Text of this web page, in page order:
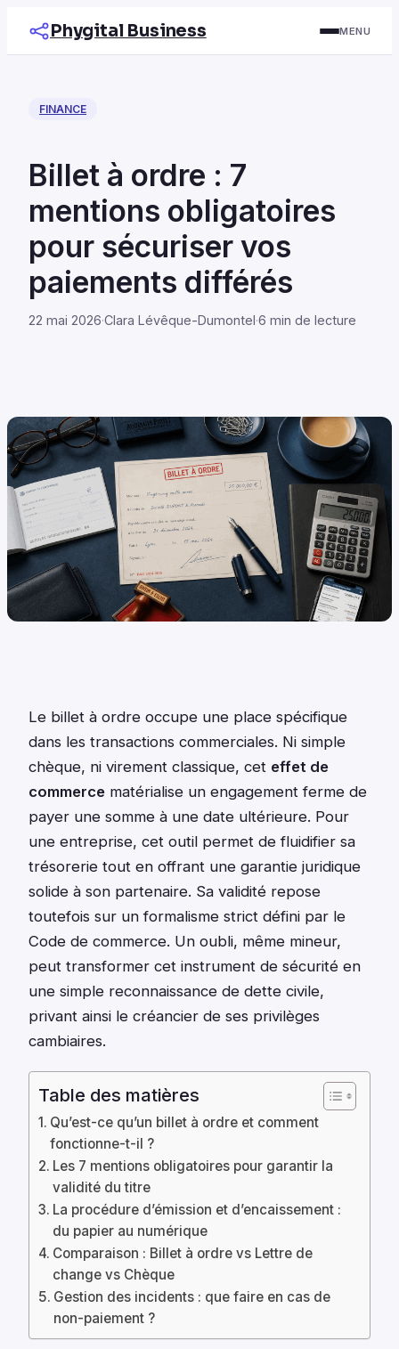
Phygital Business MENU
FINANCE
Billet à ordre : 7
mentions obligatoires
pour sécuriser vos
paiements différés
22 mai 2026·Clara Lévêque-Dumontel·6 min de lecture
Le billet à ordre occupe une place spécifique
dans les transactions commerciales. Ni simple
chèque, ni virement classique, cet effet de
commerce matérialise un engagement ferme de
payer une somme à une date ultérieure. Pour
une entreprise, cet outil permet de fluidifier sa
trésorerie tout en offrant une garantie juridique
solide à son partenaire. Sa validité repose
toutefois sur un formalisme strict défini par le
Code de commerce. Un oubli, même mineur,
peut transformer cet instrument de sécurité en
une simple reconnaissance de dette civile,
privant ainsi le créancier de ses privilèges
cambiaires.
Table des matières
Qu’est-ce qu’un billet à ordre et comment
fonctionne-t-il ?
Les 7 mentions obligatoires pour garantir la
validité du titre
La procédure d’émission et d’encaissement :
du papier au numérique
Comparaison : Billet à ordre vs Lettre de
change vs Chèque
Gestion des incidents : que faire en cas de
non-paiement ?